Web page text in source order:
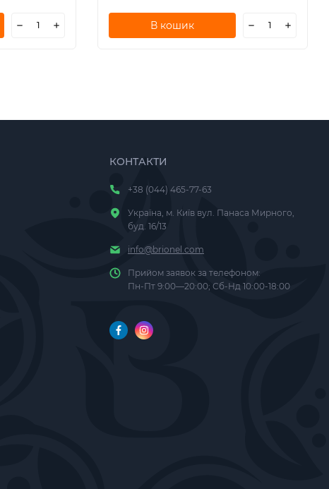
В кошик
КОНТАКТИ
+38 (044) 465-77-63
Україна, м. Київ вул. Панаса Мирного,
буд. 16/13
info@brionel.com
Прийом заявок за телефоном:
Пн-Пт 9:00—20:00; Сб-Нд 10:00-18:00